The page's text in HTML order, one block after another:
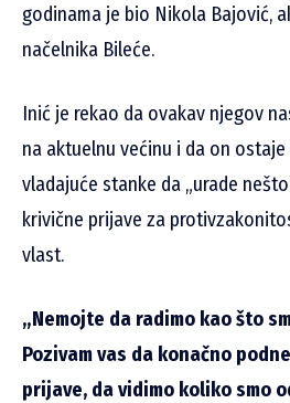
godinama je bio Nikola Bajović,
načelnika Bileće.
Inić je rekao da ovakav njegov
na aktuelnu većinu i da on
vladajuće stanke da „urade
krivične prijave za
vlast.
„Nemojte da radimo kao što
Pozivam vas da konačno
prijave, da vidimo koliko smo